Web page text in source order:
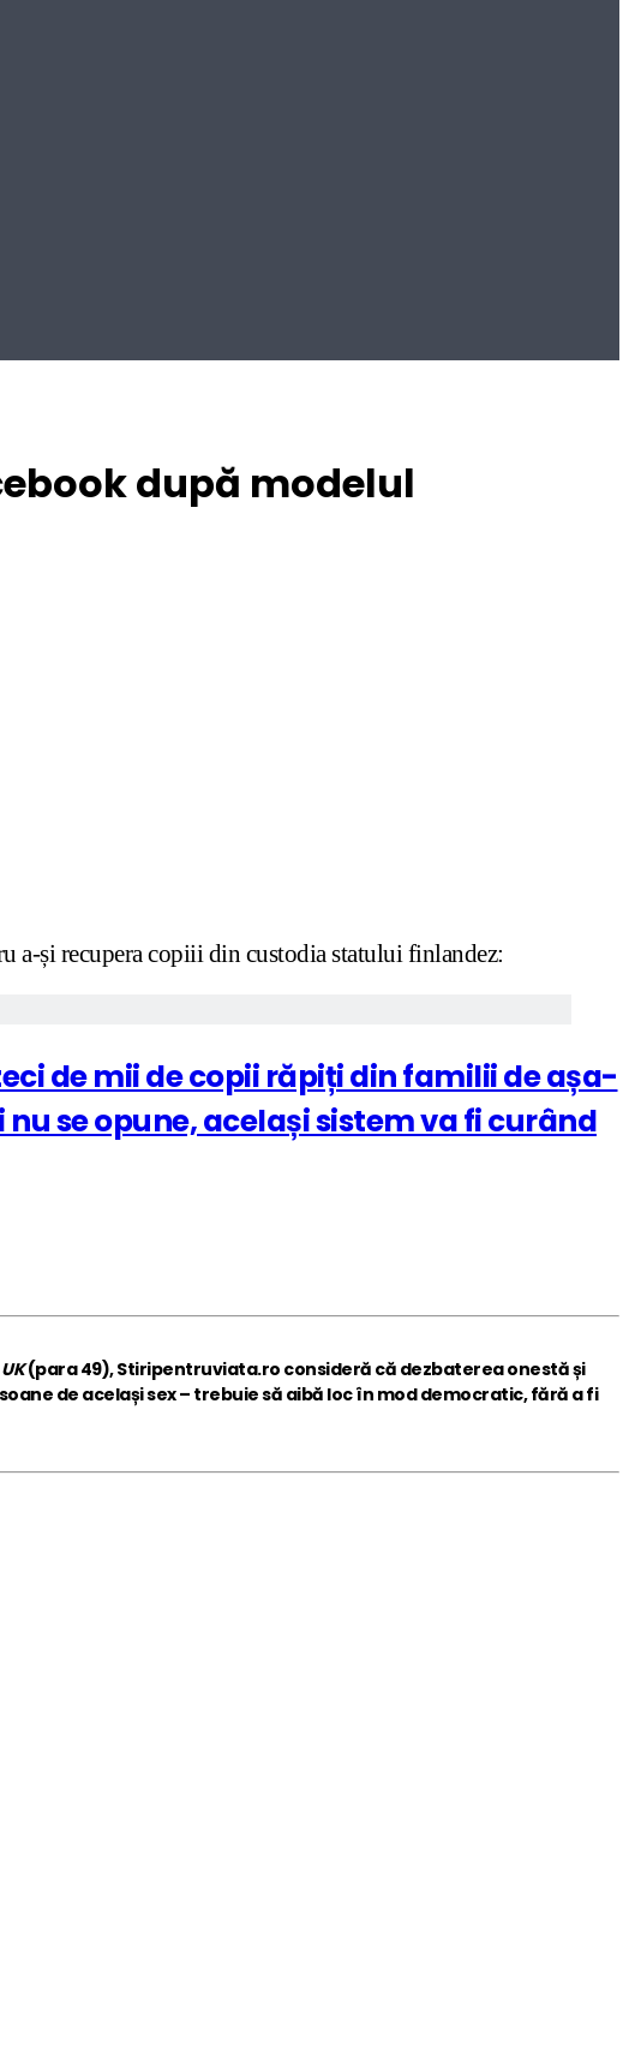
după modelul
a-și recupera copiii din custodia statului finlandez:
de mii de copii răpiți din familii de așa-
se opune, același sistem va fi curând
(para 49), Stiripentruviata.ro consideră că dezbaterea onestă și
de același sex – trebuie să aibă loc în mod democratic, fără a fi